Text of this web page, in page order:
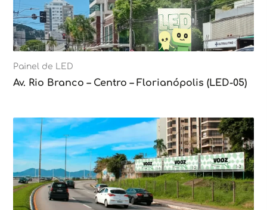
Painel de LED
Av. Rio Branco – Centro – Florianópolis (LED-05)